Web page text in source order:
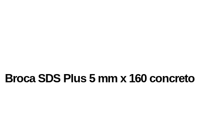
Broca SDS Plus 5 mm x 160 concreto